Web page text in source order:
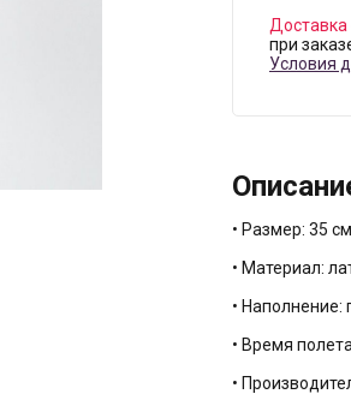
Доставка
при
Условия
• Размер: 35 см
• Материал:
• Наполнение:
• Время
•